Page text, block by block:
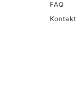
FAQ
Kontakt